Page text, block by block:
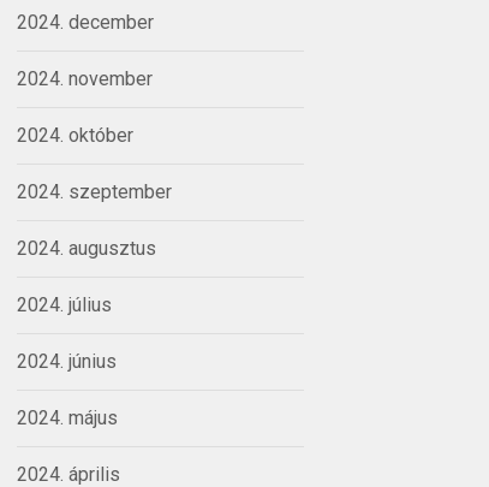
2024. december
2024. november
2024. október
2024. szeptember
2024. augusztus
2024. július
2024. június
2024. május
2024. április